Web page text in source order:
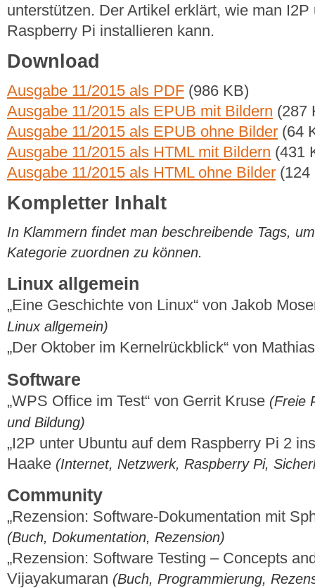
unterstützen. Der Artikel erklärt, wie man
Raspberry Pi installieren kann.
Download
Ausgabe 11/2015 als PDF (986 KB)
Ausgabe 11/2015 als EPUB mit Bildern (287
Ausgabe 11/2015 als EPUB ohne Bilder (64
Ausgabe 11/2015 als HTML mit Bildern (431
Ausgabe 11/2015 als HTML ohne Bilder (124
Kompletter Inhalt
In Klammern findet man beschreibende Tags,
Kategorie zuordnen zu können.
Linux allgemein
„Eine Geschichte von Linux“ von Jakob
Linux allgemein)
„Der Oktober im Kernelrückblick“ von
Software
„WPS Office im Test“ von Gerrit Kruse (Freie
und Bildung)
„I2P unter Ubuntu auf dem Raspberry Pi 2
Haake (Internet, Netzwerk, Raspberry Pi,
Community
„Rezension: Software-Dokumentation mit
(Buch, Dokumentation, Rezension)
„Rezension: Software Testing – Concepts
Vijayakumaran (Buch, Programmierung,